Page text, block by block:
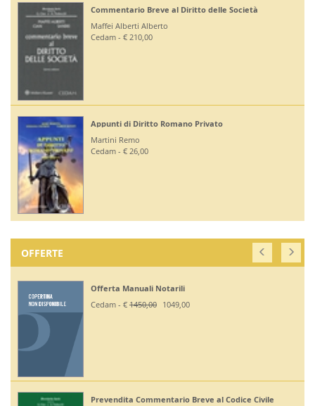
Commentario Breve al Diritto delle Società
Maffei Alberti Alberto
Cedam - € 210,00
Appunti di Diritto Romano Privato
Martini Remo
Cedam - € 26,00
OFFERTE
Offerta Manuali Notarili
Cedam - € 1450,00 1049,00
Prevendita Commentario Breve al Codice Civile